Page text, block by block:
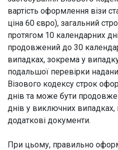
вартість оформлення візи
ціна 60 євро), загальний
протягом 10 календарних
продовжений до 30
випадках, зокрема у
подальшої перевірки
Візового кодексу строк
днів та може бути
днів у виключних випадках,
додаткові документи.
При цьому, правильно